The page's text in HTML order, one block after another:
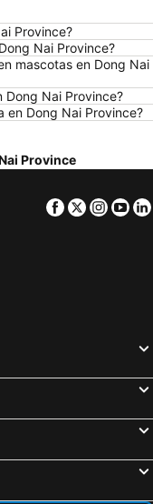
en Calama
São Paulo
Isla de Pascua
en Lacio
Costa Rica
en Provincia de Iquique
Province?
Nai Province?
mascotas en Dong Nai
Dong Nai Province?
en Dong Nai Province?
Province
Facebook
Twitter